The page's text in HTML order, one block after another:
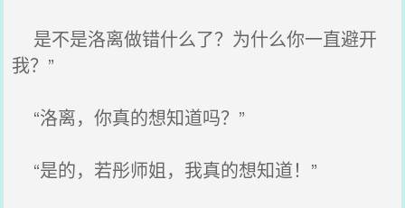
是不是洛离做错什么了？为什么你一直避开
我？”
“洛离，你真的想知道吗？”
“是的，若彤师姐，我真的想知道！”